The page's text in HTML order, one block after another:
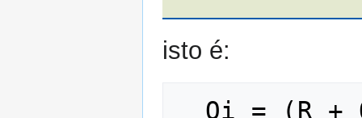
isto é: